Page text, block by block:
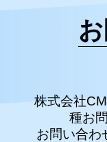
株式会社
種お
お問い合わ